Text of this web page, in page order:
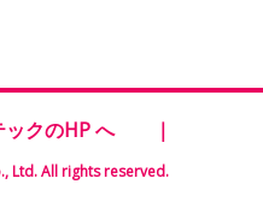
クのHP へ｜
Ltd. All rights reserved.